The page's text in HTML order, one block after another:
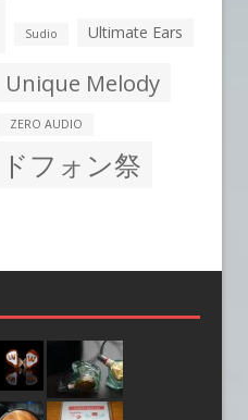
Sudio Ultimate Ears
Unique Melody
ZERO AUDIO
フォン祭